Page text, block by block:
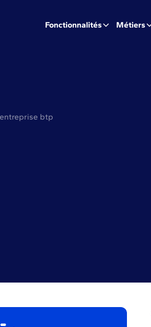
Fonctionnalités Métiers